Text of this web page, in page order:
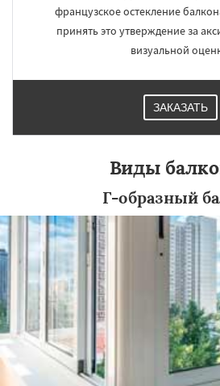
французское остекление
принять это утверждение за
визуальной
ЗАКАЗАТЬ
Виды
Г-образный